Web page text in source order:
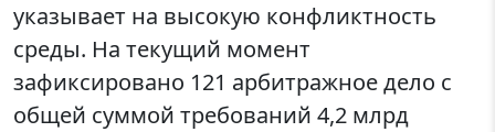
указывает на высокую конфликтность
среды. На текущий момент
зафиксировано 121 арбитражное дело с
общей суммой требований 4,2 млрд